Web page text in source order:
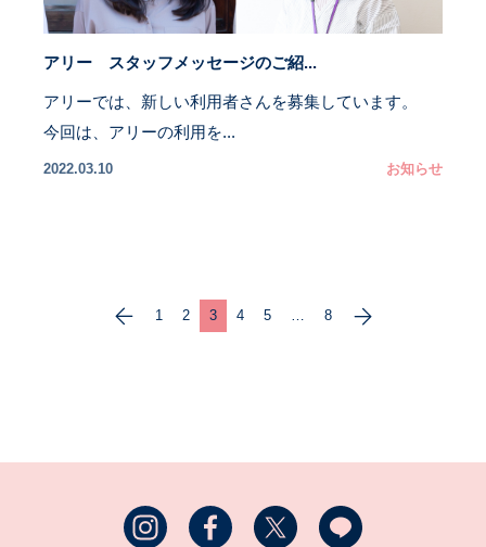
アリー スタッフメッセージのご紹...
アリーでは、新しい利用者さんを募集しています。
今回は、アリーの利用を...
2022.03.10 お知らせ
1 2 3 4 5 … 8